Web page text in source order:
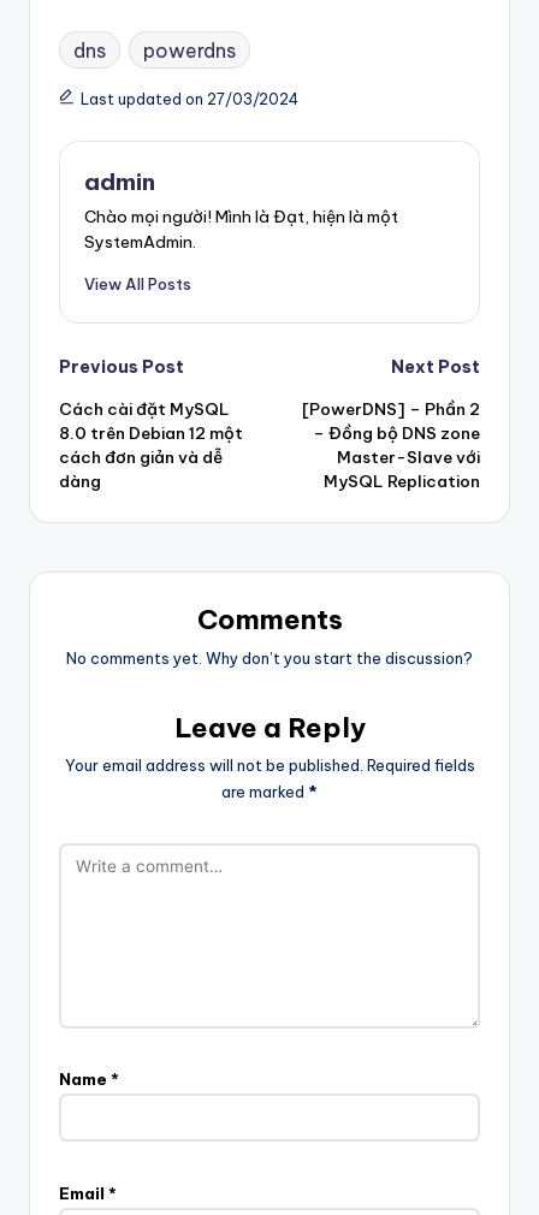
dns powerdns
Last updated on 27/03/2024
admin
Chào mọi người! Mình là Đạt, hiện là một
SystemAdmin.
View All Posts
Previous Post
Cách cài đặt MySQL
8.0 trên Debian 12 một
cách đơn giản và dễ
dàng
Next Post
[PowerDNS] – Phần 2
– Đồng bộ DNS zone
Master-Slave với
MySQL Replication
Comments
No comments yet. Why don’t you start the discussion?
Leave a Reply
Your email address will not be published. Required fields
are marked *
Name *
Email *